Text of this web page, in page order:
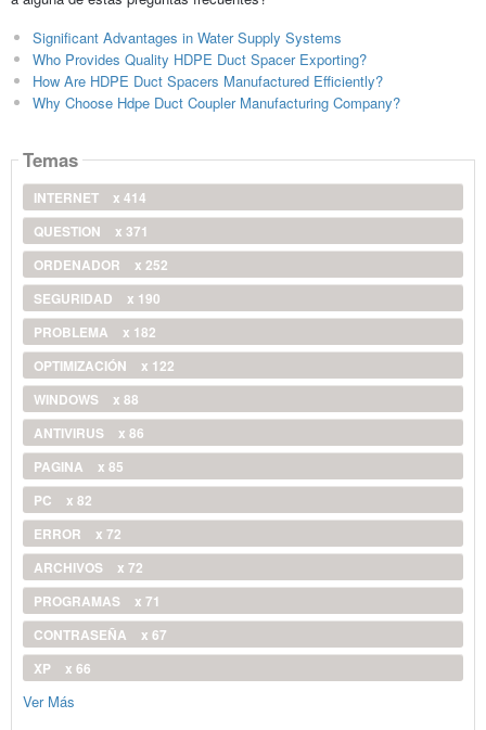
Significant Advantages in Water Supply Systems
Who Provides Quality HDPE Duct Spacer Exporting?
How Are HDPE Duct Spacers Manufactured Efficiently?
Why Choose Hdpe Duct Coupler Manufacturing Company?
Temas
INTERNET
x 414
QUESTION
x 371
ORDENADOR
x 252
SEGURIDAD
x 190
PROBLEMA
x 182
OPTIMIZACIÓN
x 122
WINDOWS
x 88
ANTIVIRUS
x 86
PAGINA
x 85
PC
x 82
ERROR
x 72
ARCHIVOS
x 72
PROGRAMAS
x 71
CONTRASEÑA
x 67
XP
x 66
Ver Más